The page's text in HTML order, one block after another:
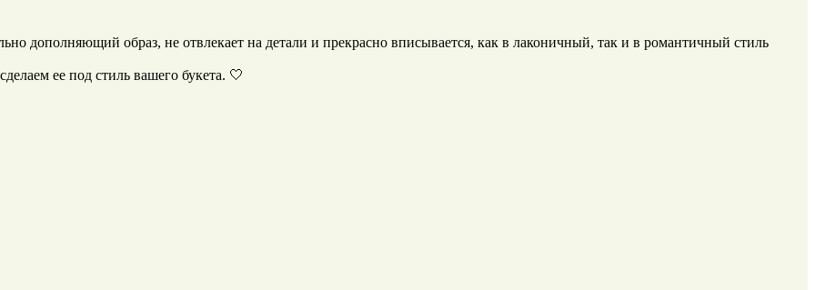
дополняющий образ, не отвлекает на детали и прекрасно вписывается, как в лаконичный, так и в романтичный стиль
ее под стиль вашего букета. 🤍